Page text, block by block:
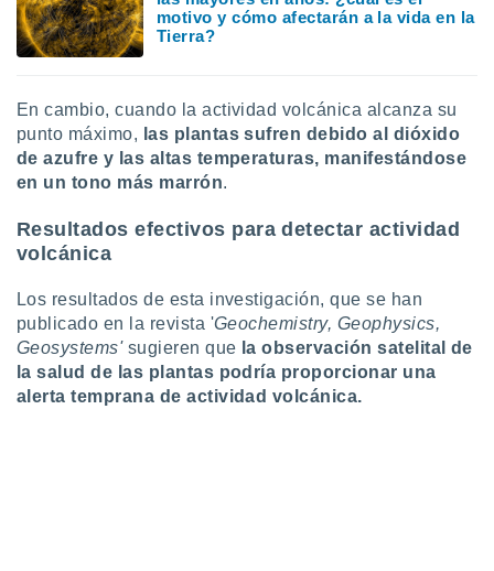
utilizar
crear un
uso de
la
medir el
el
de
o a través
de
de
motivo y cómo afectarán a la vida en la
Tierra?
En cambio, cuando la actividad volcánica alcanza su
punto máximo, las plantas sufren debido al dióxido
de azufre y las altas temperaturas, manifestándose
en un tono más marrón.
Resultados efectivos para detectar actividad
volcánica
Los resultados de esta investigación, que se han
publicado en la revista 'Geochemistry, Geophysics,
Geosystems'sugieren que la observación satelital de
la salud de las plantas podría proporcionar una
alerta temprana de actividad volcánica.